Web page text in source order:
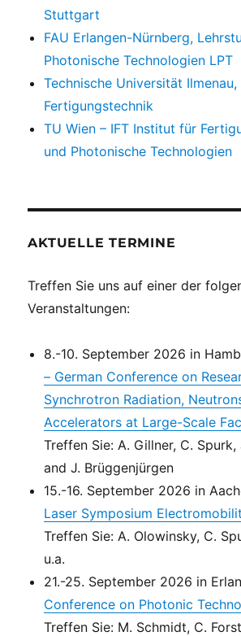
Stuttgart
FAU Erlangen-Nürnberg,
Photonische Technologien LPT
Technische Universität
Fertigungstechnik
TU Wien – IFT Institut für
und Photonische Technologien
AKTUELLE TERMINE
Treffen Sie uns auf einer der
Veranstaltungen:
8.-10. September 2026 in
– German Conference on
Synchrotron Radiation,
Accelerators at Large-Scale
Treffen Sie: A. Gillner, C. Spurk,
and J. Brüggenjürgen
15.-16. September 2026 in
Laser Symposium
Treffen Sie: A. Olowinsky, C.
u.a.
21.-25. September 2026 in
Conference on Photonic
Treffen Sie: M. Schmidt, C.